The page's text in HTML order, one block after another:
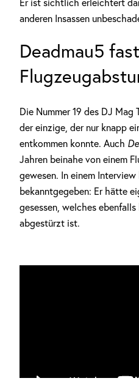
Er ist sichtlich erleichtert
anderen Insassen
Deadmau5
Die Nummer 19 des DJ
der einzige, der nur knapp
entkommen konnte. Auch
Jahren beinahe von einem
gewesen. In einem
bekanntgegeben: Er hätte
gesessen, welches
abgestürzt ist.